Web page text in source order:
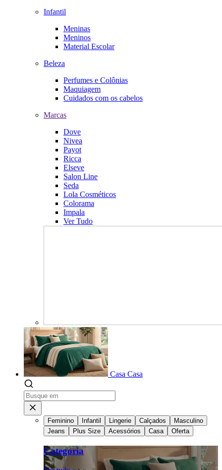
Infantil
Meninas
Meninos
Material Escolar
Beleza
Perfumes e Colônias
Maquiagem
Cuidados com os cabelos
Marcas
Dove
Nivea
Payot
Ricca
Elseve
Salon Line
Seda
Lola Cosméticos
Colorama
Impala
Ver Tudo
Casa Casa
Feminino Infantil Lingerie Calçados
Masculino
Jeans
Plus Size Acessórios Casa Oferta
Categoria